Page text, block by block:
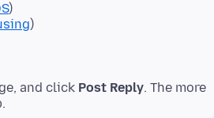
)
)
and click Post Reply. The more